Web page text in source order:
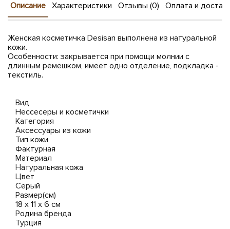
Описание Характеристики Отзывы (0) Оплата и
Женская косметичка Desisan выполнена из натуральной
кожи.
Особенности: закрывается при помощи молнии с
длинным ремешком, имеет одно отделение, подкладка -
текстиль.
Вид
Нессесеры и косметички
Категория
Аксессуары из кожи
Тип кожи
Фактурная
Материал
Натуральная кожа
Цвет
Серый
Размер(см)
18 x 11 x 6 см
Родина бренда
Турция